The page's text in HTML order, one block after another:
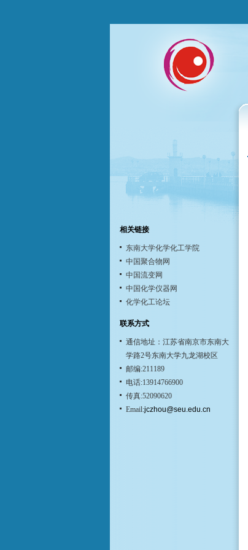
相关链接
东南大学化学化工学院
中国聚合物网
中国流变网
中国化学仪器网
化学化工论坛
联系方式
通信地址：江苏省南京市东南大
学路2号东南大学九龙湖校区
邮编:211189
电话:13914766900
传真:52090620
Email:jczhou@seu.edu.cn